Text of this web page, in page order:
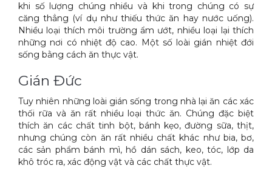
khi số lượng chúng nhiều và khi trong chúng có sự
căng thẳng (ví dụ như thiếu thức ăn hay nước uống).
Nhiều loại thích môi trường ẩm ướt, nhiều loại lại thích
những nơi có nhiệt độ cao. Một số loài gián nhiệt đới
sống bằng cách ăn thực vật.
Gián Đức
Tuy nhiên những loài gián sống trong nhà lại ăn các xác
thối rữa và ăn rất nhiều loại thức ăn. Chúng đặc biệt
thích ăn các chất tinh bột, bánh kẹo, đường sữa, thịt,
nhưng chúng còn ăn rất nhiều chất khác như bia, bơ,
các sản phẩm bánh mì, hồ dán sách, keo, tóc, lớp da
khô tróc ra, xác động vật và các chất thực vật.